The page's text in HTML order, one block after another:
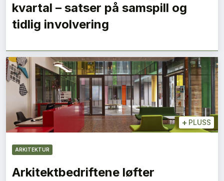
kvartal – satser på samspill og
tidlig involvering
+ PLUSS
ARKITEKTUR
Arkitektbedriftene løfter